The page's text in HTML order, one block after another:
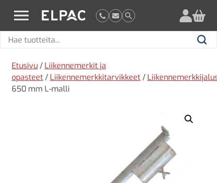
elpac.fi
Hae
Hae
Etusivu / Liikennemerkit ja
opasteet / Liikennemerkkitarvikkeet /
650 mm L-malli